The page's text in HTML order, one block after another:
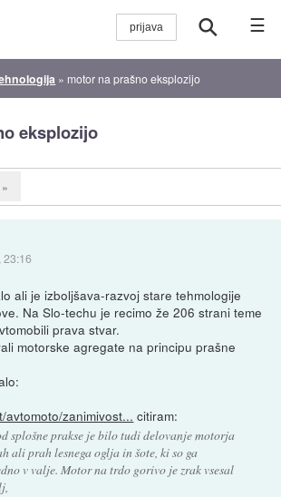
☰
» motor na prašno eksplozijo
eksplozijo
»
23:16
ali je izboljšava-razvoj stare tehmologije
Na Slo-techu je recimo že 206 strani teme
prava stvar.
motorske agregate na principu prašne
avtomoto/zanimivost... citiram:
splošne prakse je bilo tudi delovanje motorja
ali prah lesnega oglja in šote, ki so ga
v valje. Motor na trdo gorivo je zrak vsesal